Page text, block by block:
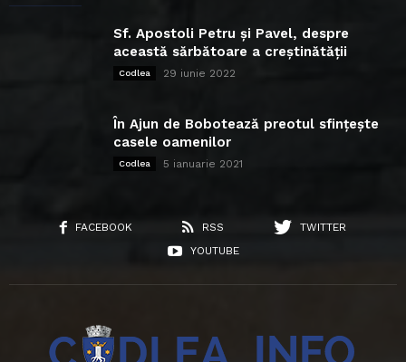
Sf. Apostoli Petru și Pavel, despre
această sărbătoare a creștinătății
Codlea 29 iunie 2022
În Ajun de Bobotează preotul sfințește
casele oamenilor
Codlea 5 ianuarie 2021
FACEBOOK RSS
TWITTER
YOUTUBE